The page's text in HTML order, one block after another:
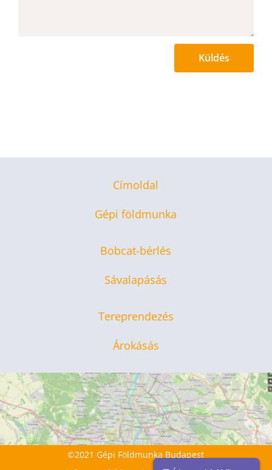
Küldés
Címoldal
Gépi földmunka
Bobcat-bérlés
Sávalapásás
Tereprendezés
Árokásás
©2021 Gépi Földmunka Budapest